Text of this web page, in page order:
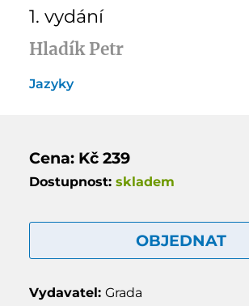
1. vydání
Hladík Petr
Jazyky
Cena: Kč 239
Dostupnost: skladem
OBJEDNAT
Vydavatel: Grada